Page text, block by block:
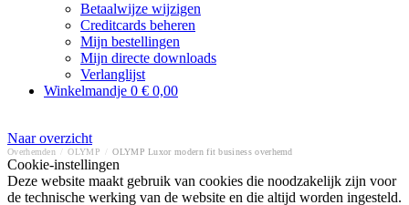
Betaalwijze wijzigen
Creditcards beheren
Mijn bestellingen
Mijn directe downloads
Verlanglijst
Winkelmandje 0 € 0,00
Naar overzicht
Overhemden OLYMP OLYMP Luxor modern fit business overhemd
Cookie-instellingen
Deze website maakt gebruik van cookies die noodzakelijk zijn voor
de technische werking van de website en die altijd worden ingesteld.